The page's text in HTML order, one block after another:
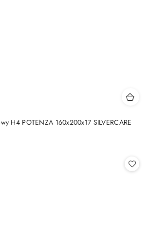
H4 POTENZA 160x200x17 SILVERCARE